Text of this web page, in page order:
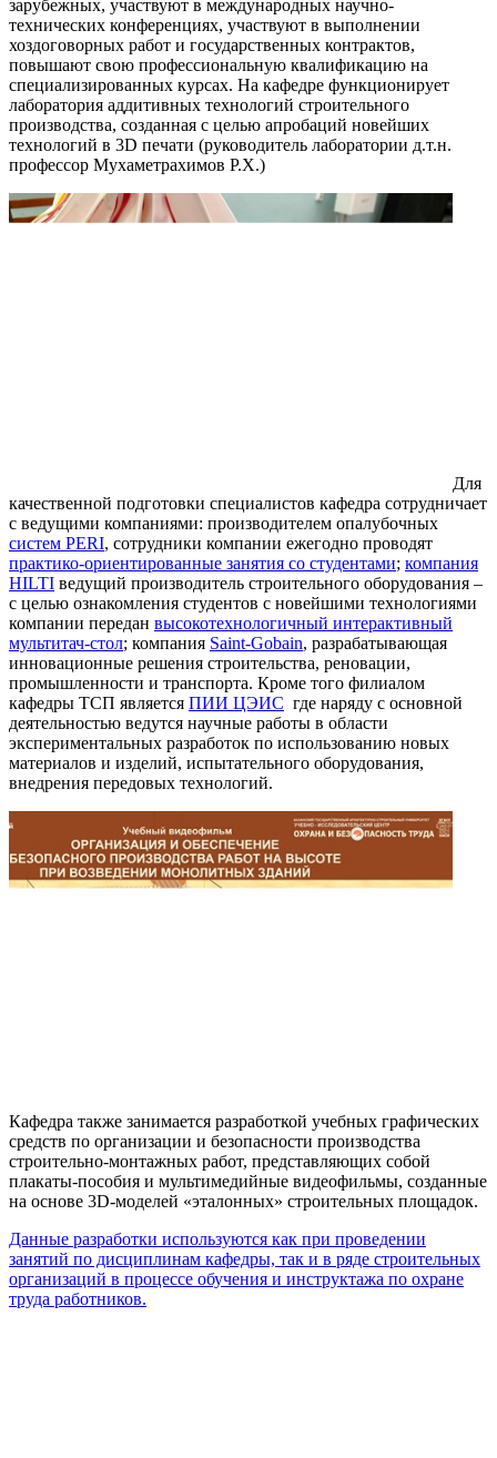
зарубежных, участвуют в международных научно-
технических конференциях, участвуют в выполнении
хоздоговорных работ и государственных контрактов,
повышают свою профессиональную квалификацию на
специализированных курсах. На кафедре функционирует
лаборатория аддитивных технологий строительного
производства, созданная с целью апробаций новейших
технологий в 3D печати (руководитель лаборатории д.т.н.
профессор Мухаметрахимов Р.Х.)
Для
качественной подготовки специалистов кафедра сотрудничает
с ведущими компаниями: производителем опалубочных
систем PERI, сотрудники компании ежегодно проводят
практико-ориентированные занятия со студентами; компания
HILTI ведущий производитель строительного оборудования –
с целью ознакомления студентов с новейшими технологиями
компании передан высокотехнологичный интерактивный
мультитач-стол; компания Saint-Gobain, разрабатывающая
инновационные решения строительства, реновации,
промышленности и транспорта. Кроме того филиалом
кафедры ТСП является ПИИ ЦЭИС где наряду с основной
деятельностью ведутся научные работы в области
экспериментальных разработок по использованию новых
материалов и изделий, испытательного оборудования,
внедрения передовых технологий.
Кафедра также занимается разработкой учебных графических
средств по организации и безопасности производства
строительно-монтажных работ, представляющих собой
плакаты-пособия и мультимедийные видеофильмы, созданные
на основе 3D-моделей «эталонных» строительных площадок.
Данные разработки используются как при проведении
занятий по дисциплинам кафедры, так и в ряде строительных
организаций в процессе обучения и инструктажа по охране
труда работников.